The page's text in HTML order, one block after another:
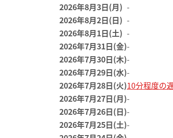
2026年8月3日(月) -
2026年8月2日(日) -
2026年8月1日(土) -
2026年7月31日(金)-
2026年7月30日(木)-
2026年7月29日(水)-
2026年7月28日(火)10分程度の
2026年7月27日(月)-
2026年7月26日(日)-
2026年7月25日(土)-